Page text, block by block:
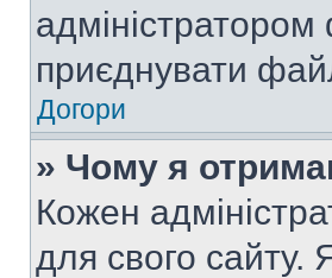
приєднувати
Догори
» Чому я
Кожен
для свого